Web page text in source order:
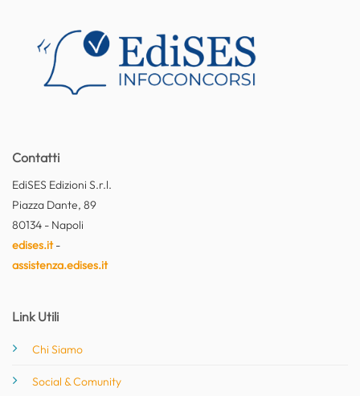
Contatti
EdiSES Edizioni S.r.l.
Piazza Dante, 89
80134 - Napoli
edises.it-
assistenza.edises.it
Link Utili
Chi Siamo
Social & Comunity